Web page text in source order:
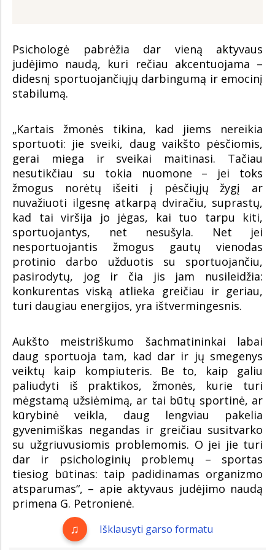
Psichologė pabrėžia dar vieną aktyvaus
judėjimo naudą, kuri rečiau akcentuojama –
didesnį sportuojančiųjų darbingumą ir emocinį
stabilumą.
„Kartais žmonės tikina, kad jiems nereikia
sportuoti: jie sveiki, daug vaikšto pėsčiomis,
gerai miega ir sveikai maitinasi. Tačiau
nesutikčiau su tokia nuomone – jei toks
žmogus norėtų išeiti į pėsčiųjų žygį ar
nuvažiuoti ilgesnę atkarpą dviračiu, suprastų,
kad tai viršija jo jėgas, kai tuo tarpu kiti,
sportuojantys, net nesušyla. Net jei
nesportuojantis žmogus gautų vienodas
protinio darbo užduotis su sportuojančiu,
pasirodytų, jog ir čia jis jam nusileidžia:
konkurentas viską atlieka greičiau ir geriau,
turi daugiau energijos, yra ištvermingesnis.
Aukšto meistriškumo šachmatininkai labai
daug sportuoja tam, kad dar ir jų smegenys
veiktų kaip kompiuteris. Be to, kaip galiu
paliudyti iš praktikos, žmonės, kurie turi
mėgstamą užsiėmimą, ar tai būtų sportinė, ar
kūrybinė veikla, daug lengviau pakelia
gyvenimiškas negandas ir greičiau susitvarko
su užgriuvusiomis problemomis. O jei jie turi
dar ir psichologinių problemų – sportas
tiesiog būtinas: taip padidinamas organizmo
atsparumas“, – apie aktyvaus judėjimo naudą
primena G. Petronienė.
Išklausyti garso formatu